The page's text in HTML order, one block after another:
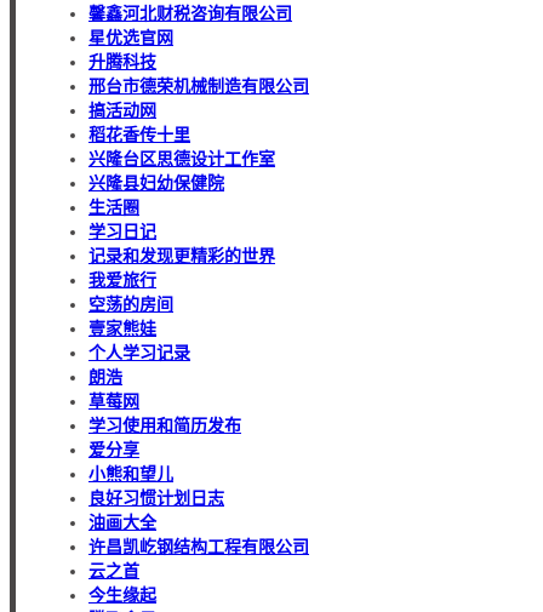
馨鑫河北财税咨询有限公司
星优选官网
升腾科技
邢台市德荣机械制造有限公司
搞活动网
稻花香传十里
兴隆台区思德设计工作室
兴隆县妇幼保健院
生活圈
学习日记
记录和发现更精彩的世界
我爱旅行
空荡的房间
壹家熊娃
个人学习记录
朗浩
草莓网
学习使用和简历发布
爱分享
小熊和望儿
良好习惯计划日志
油画大全
许昌凯屹钢结构工程有限公司
云之首
今生缘起